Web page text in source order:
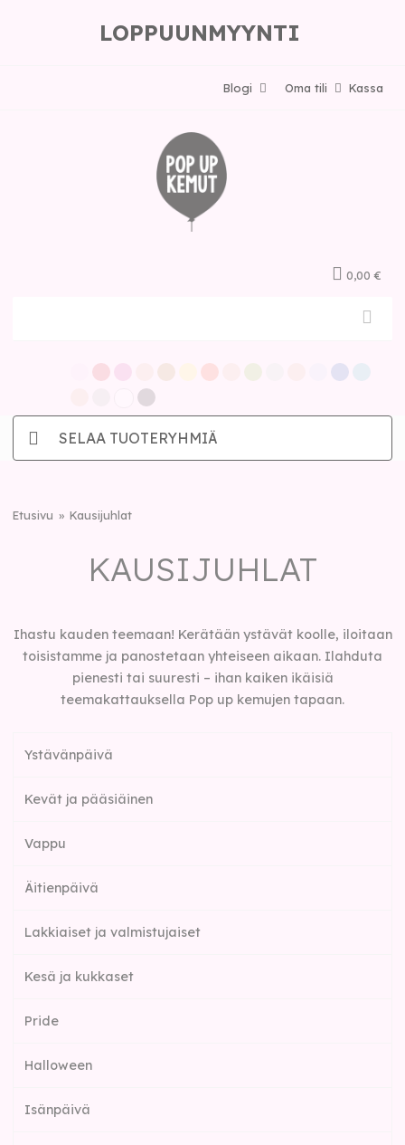
LOPPUUNMYYNTI
Kassa
Oma tili
Blogi
0,00 €
SELAA TUOTERYHMIÄ
Etusivu Kausijuhlat
KAUSIJUHLAT
Ihastu kauden teemaan! Kerätään ystävät koolle, iloitaan
toisistamme ja panostetaan yhteiseen aikaan. Ilahduta
pienesti tai suuresti – ihan kaiken ikäisiä
teemakattauksella Pop up kemujen tapaan.
Ystävänpäivä
Kevät ja pääsiäinen
Vappu
Äitienpäivä
Lakkiaiset ja valmistujaiset
Kesä ja kukkaset
Pride
Halloween
Isänpäivä